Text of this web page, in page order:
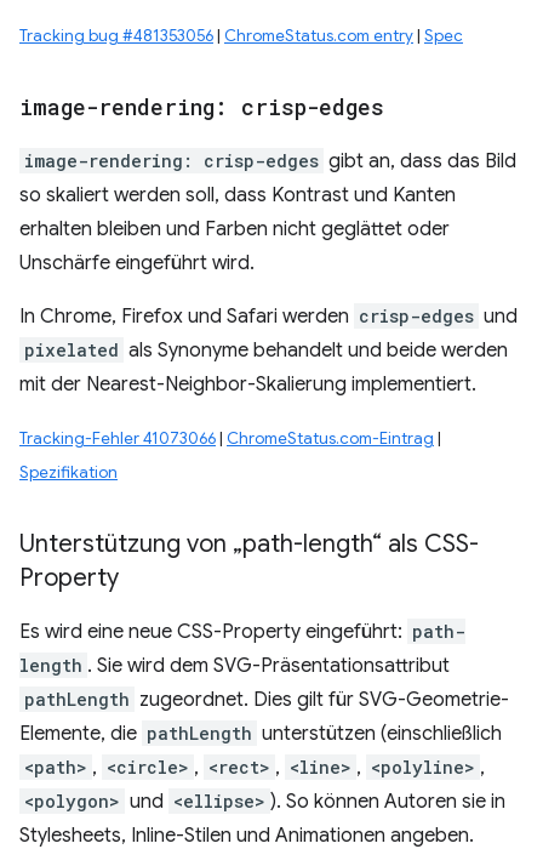
Tracking bug #481353056| ChromeStatus.com entry| Spec
image-rendering: crisp-edges
image-rendering: crisp-edges gibt an, dass das Bild
so skaliert werden soll, dass Kontrast und Kanten
erhalten bleiben und Farben nicht geglättet oder
Unschärfe eingeführt wird.
In Chrome, Firefox und Safari werden crisp-edges und
pixelated als Synonyme behandelt und beide werden
mit der Nearest-Neighbor-Skalierung implementiert.
Tracking-Fehler 41073066| ChromeStatus.com-Eintrag |
Spezifikation
Unterstützung von „path-length“ als CSS-
Property
Es wird eine neue CSS-Property eingeführt: path-
length . Sie wird dem SVG-Präsentationsattribut
pathLength zugeordnet. Dies gilt für SVG-Geometrie-
Elemente, die pathLength unterstützen (einschließlich
<path> , <circle> , <rect> , <line> , <polyline> ,
<polygon> und <ellipse> ). So können Autoren sie in
Stylesheets, Inline-Stilen und Animationen angeben.